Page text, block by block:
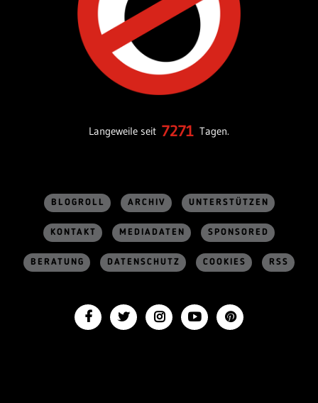
Langeweile seit 7271 Tagen.
BLOGROLL ARCHIV UNTERSTÜTZEN
KONTAKT MEDIADATEN SPONSORED
BERATUNG DATENSCHUTZ COOKIES RSS